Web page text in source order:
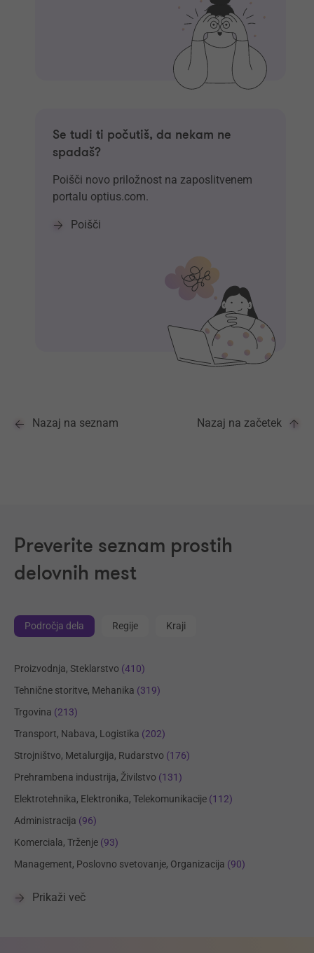
Se tudi ti počutiš, da nekam ne
spadaš?
Poišči novo priložnost na zaposlitvenem
portalu optius.com.
Poišči
Nazaj na seznam Nazaj na začetek
Preverite seznam prostih
delovnih mest
Področja dela Regije Kraji
Proizvodnja, Steklarstvo (410)
Tehnične storitve, Mehanika (319)
Trgovina (213)
Transport, Nabava, Logistika (202)
Strojništvo, Metalurgija, Rudarstvo (176)
Prehrambena industrija, Živilstvo (131)
Elektrotehnika, Elektronika, Telekomunikacije (112)
Administracija (96)
Komerciala, Trženje (93)
Management, Poslovno svetovanje, Organizacija (90)
Prikaži več